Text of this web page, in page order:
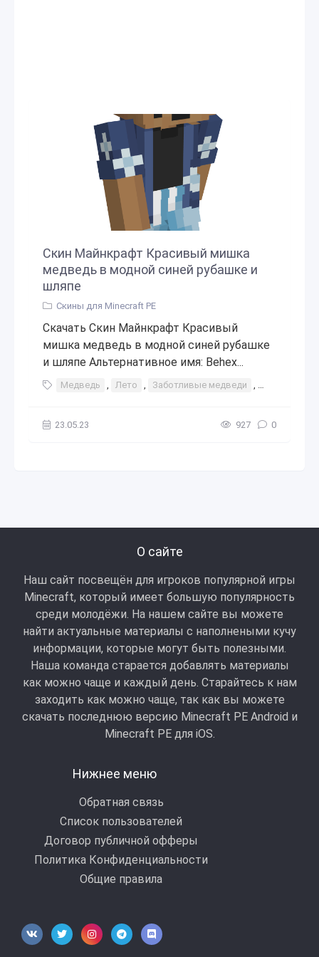
Скин Майнкрафт Красивый мишка
медведь в модной синей рубашке и
шляпе
Скины для Minecraft PE
Скачать Скин Майнкрафт Красивый
мишка медведь в модной синей рубашке
и шляпе Альтернативное имя: Behex...
Медведь , Лето , Заботливые медведи , Гавайская
23.05.23 927 0
О сайте
Наш сайт посвещён для игроков популярной игры
Minecraft, который имеет большую популярность
среди молодёжи. На нашем сайте вы можете
найти актуальные материалы с наполнеными кучу
информации, которые могут быть полезными.
Наша команда старается добавлять материалы
как можно чаще и каждый день. Старайтесь к нам
заходить как можно чаще, так как вы можете
скачать последнюю версию Minecraft PE Android и
Minecraft РЕ для iOS.
Нижнее меню
Обратная связь
Список пользователей
Договор публичной офферы
Политика Конфиденциальности
Общие правила